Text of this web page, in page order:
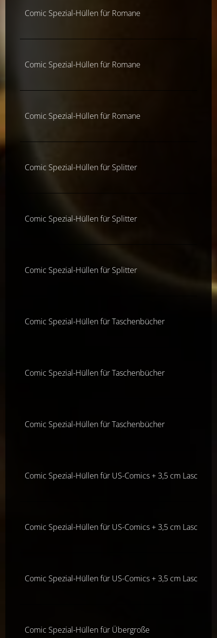
Comic Spezial-Hüllen für Romane
Comic Spezial-Hüllen für Romane
Comic Spezial-Hüllen für Romane
Comic Spezial-Hüllen für Splitter
Comic Spezial-Hüllen für Splitter
Comic Spezial-Hüllen für Splitter
Comic Spezial-Hüllen für Taschenbücher
Comic Spezial-Hüllen für Taschenbücher
Comic Spezial-Hüllen für Taschenbücher
Comic Spezial-Hüllen für US-Comics + 3,5 cm Lasche
Comic Spezial-Hüllen für US-Comics + 3,5 cm Lasche
Comic Spezial-Hüllen für US-Comics + 3,5 cm Lasche
Comic Spezial-Hüllen für Übergroße